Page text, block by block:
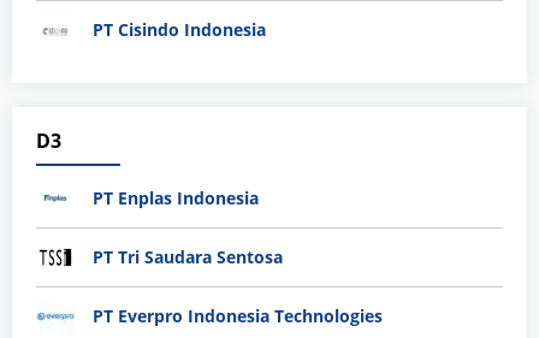
PT Cisindo Indonesia
D3
PT Enplas Indonesia
PT Tri Saudara Sentosa
PT Everpro Indonesia Technologies